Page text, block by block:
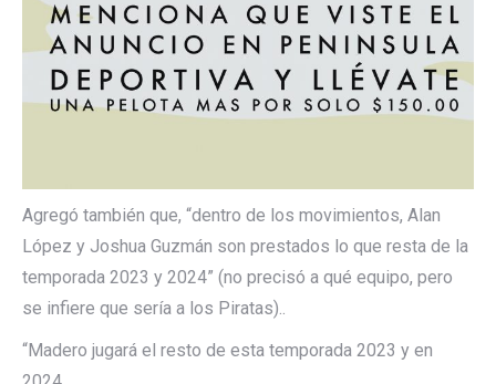
Agregó también que, “dentro de los movimientos, Alan
López y Joshua Guzmán son prestados lo que resta de la
temporada 2023 y 2024” (no precisó a qué equipo, pero
se infiere que sería a los Piratas)..
“Madero jugará el resto de esta temporada 2023 y en